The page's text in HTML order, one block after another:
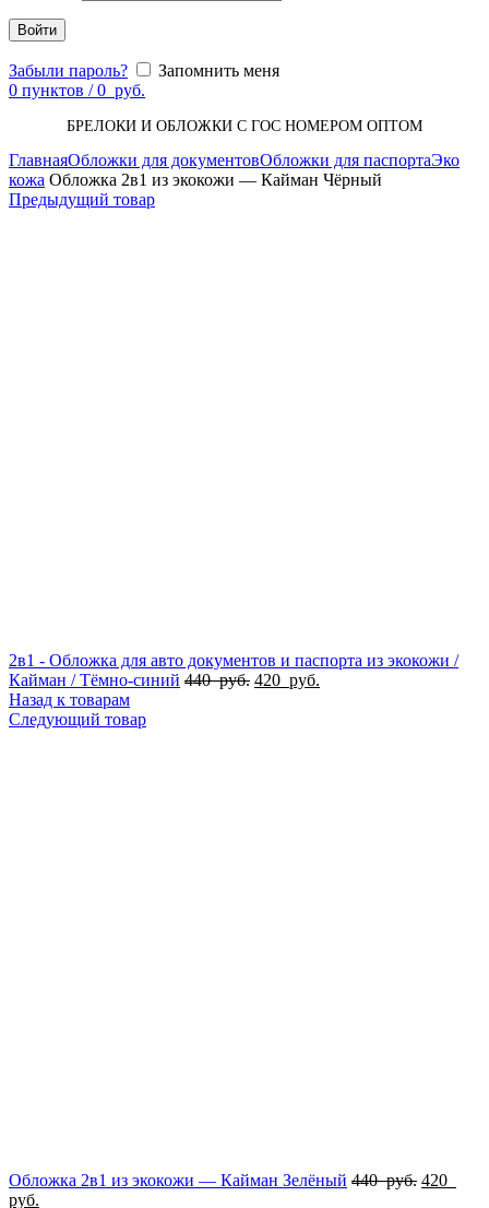
Войти
Забыли пароль?
Запомнить меня
0 пунктов / 0 руб.
БРЕЛОКИ И ОБЛОЖКИ С ГОС НОМЕРОМ ОПТОМ
ГлавнаяОбложки для документовОбложки для паспортаЭко
кожа Обложка 2в1 из экокожи — Кайман Чёрный
Предыдущий товар
2в1 - Обложка для авто документов и паспорта из экокожи /
Кайман / Тёмно-синий 440руб. 420 руб.
Назад к товарам
Следующий товар
Обложка 2в1 из экокожи — Кайман Зелёный 440руб. 420
руб.